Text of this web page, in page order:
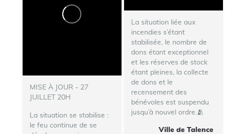
La situation liée aux
incendies s’étant
stabilisée, le nombre de
dons étant exceptionnel
et les réserves de stock
étant pleines, la collecte
de dons et le
recensement des
bénévoles est suspendu
jusqu’à nouvel ordre.🫂
Ville de Talence
MISE À JOUR - 27
JUILLET 20H
La situation se stabilise :
le feu continue de se